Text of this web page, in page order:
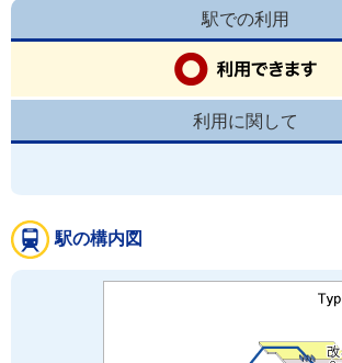
駅での利用
利用に関して
駅の構内図